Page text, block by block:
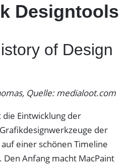
Designtools
of Design
Quelle: medialoot.com
Eintwicklung der
der
einer schönen Timeline
Anfang macht MacPaint